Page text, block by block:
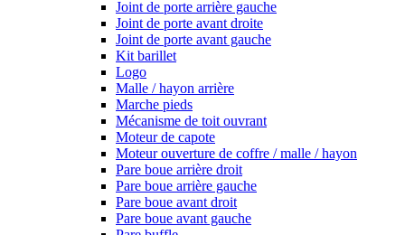
Joint de porte arrière gauche
Joint de porte avant droite
Joint de porte avant gauche
Kit barillet
Logo
Malle / hayon arrière
Marche pieds
Mécanisme de toit ouvrant
Moteur de capote
Moteur ouverture de coffre / malle / hayon
Pare boue arrière droit
Pare boue arrière gauche
Pare boue avant droit
Pare boue avant gauche